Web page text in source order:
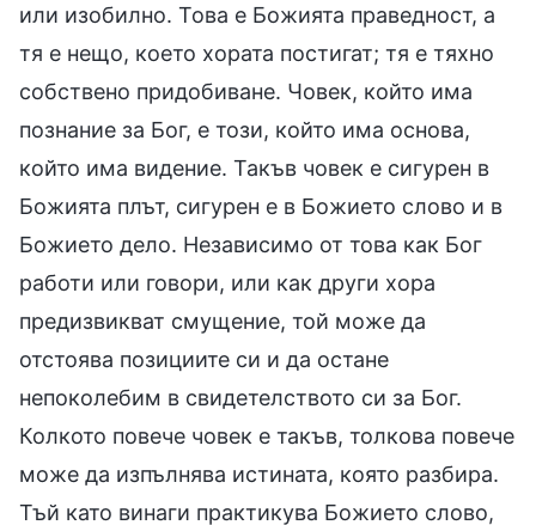
или изобилно. Това е Божията праведност, а
тя е нещо, което хората постигат; тя е тяхно
собствено придобиване. Човек, който има
познание за Бог, е този, който има основа,
който има видение. Такъв човек е сигурен в
Божията плът, сигурен е в Божието слово и в
Божието дело. Независимо от това как Бог
работи или говори, или как други хора
предизвикват смущение, той може да
отстоява позициите си и да остане
непоколебим в свидетелството си за Бог.
Колкото повече човек е такъв, толкова повече
може да изпълнява истината, която разбира.
Тъй като винаги практикува Божието слово,